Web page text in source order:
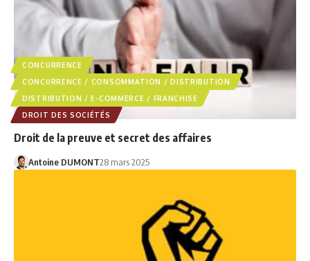
CONCURRENCE
CONCURRENCE / CONSOMMATION / DISTRIBUTION
DISTRIBUTION / E-COMMERCE / FRANCHISE
DROIT DES SOCIÉTÉS
Droit de la preuve et secret des affaires
Antoine DUMONT28 mars 2025